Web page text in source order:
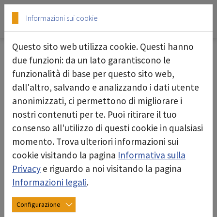
Skip to main content
Skip to page footer
Termini e condizioni generali
deconta Gerätetechnik AG, Rothrist
(CHE-112.331.444)
Stato: novembre 2023
I. Campo di applicazione
Art. 1 Precisazioni del campo di applicazione
Le presenti Condizioni Generali di Contratto (di
seguito "CG") si applicano a tutti i rapporti
Informazioni sui cookie
Questo sito web utilizza cookie. Questi hanno
due funzioni: da un lato garantiscono le
funzionalità di base per questo sito web,
dall'altro, salvando e analizzando i dati utente
anonimizzati, ci permettono di migliorare i
nostri contenuti per te. Puoi ritirare il tuo
consenso all'utilizzo di questi cookie in qualsiasi
momento. Trova ulteriori informazioni sui
cookie visitando la pagina Informativa sulla
Privacy e riguardo a noi visitando la pagina
Informazioni legali.
Configurazione